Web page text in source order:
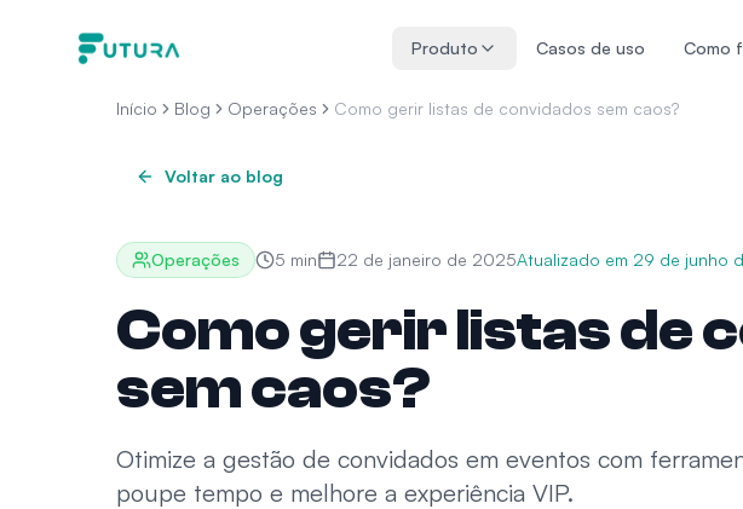
Produto Casos de uso Como
Início Blog Operações Como gerir listas de convidados sem caos?
Voltar ao blog
Operações 5 min 22 de janeiro de 2025Atualizado em 29 de junho
Como gerir listas de
sem caos?
Otimize a gestão de convidados em eventos com
poupe tempo e melhore a experiência VIP.